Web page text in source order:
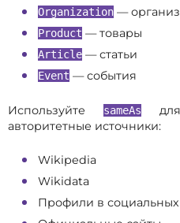
Organization —
Product — товары
Article — статьи
Event — события
Используйте sameAs
авторитетные источники:
Wikipedia
Wikidata
Профили в социальных